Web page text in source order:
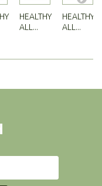
HEALTHY
ALL...
HEALTHY
ALL...